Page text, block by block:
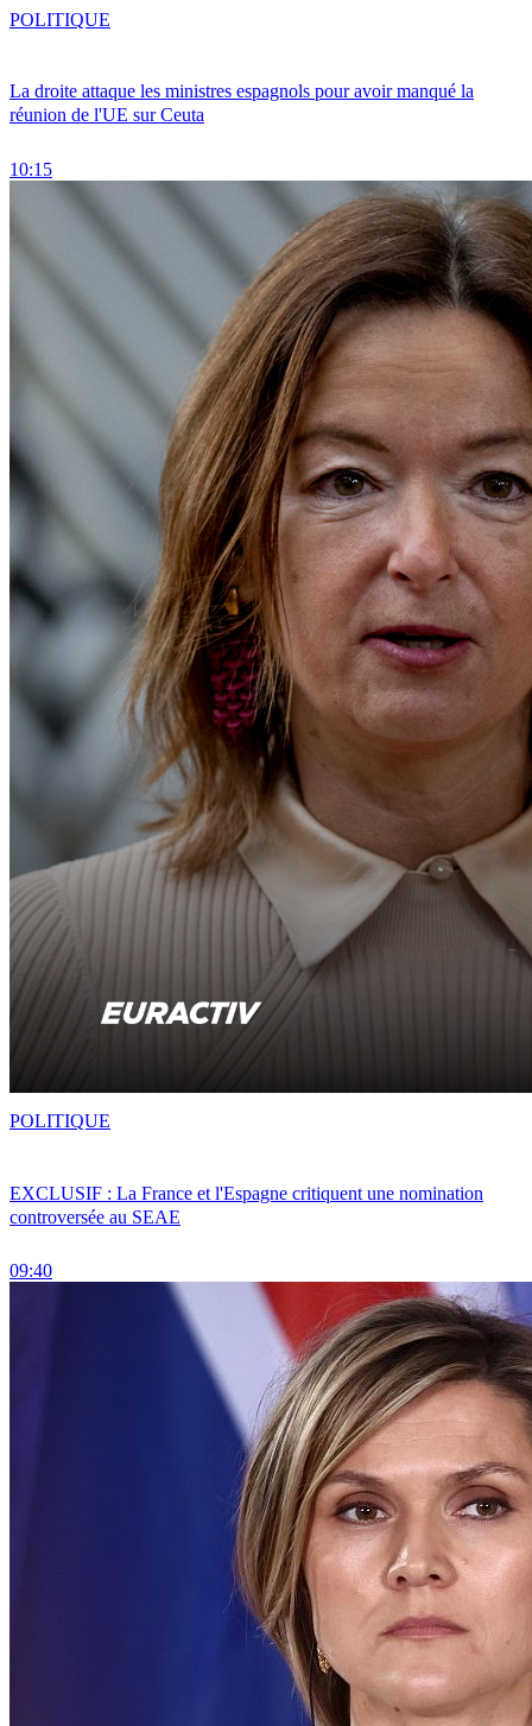
La droite attaque les ministres espagnols pour avoir manqué la
réunion de l'UE sur Ceuta
10:15
POLITIQUE
EXCLUSIF : La France et l'Espagne critiquent une nomination
controversée au SEAE
09:40
POLITIQUE